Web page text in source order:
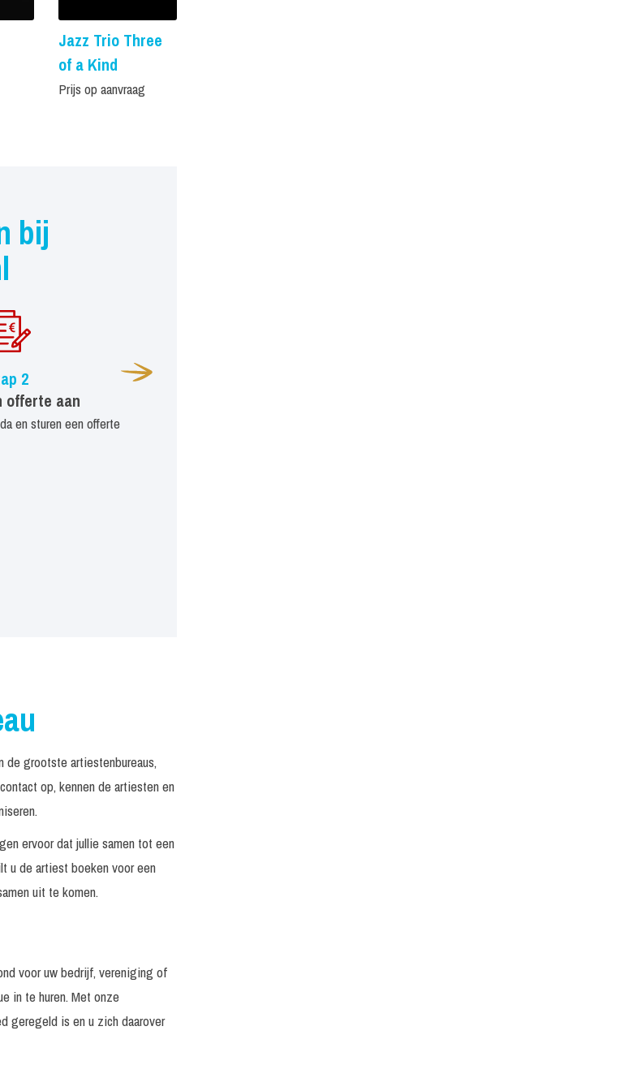
Jazz Trio Three
of a Kind
Prijs op aanvraag
bij
2
offerte aan
en sturen een offerte
de grootste artiestenbureaus,
op, kennen de artiesten en
ervoor dat jullie samen tot een
u de artiest boeken voor een
uit te komen.
voor uw bedrijf, vereniging of
in te huren. Met onze
geregeld is en u zich daarover